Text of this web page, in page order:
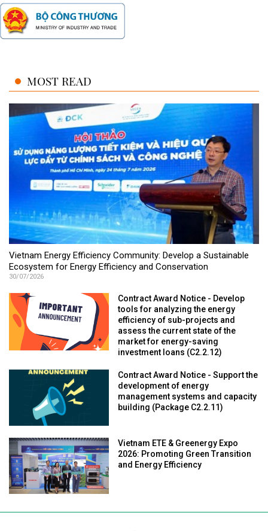
MOST READ
Vietnam Energy Efficiency Community: Develop a Sustainable
Ecosystem for Energy Efficiency and Conservation
30/07/2026
Contract Award Notice - Develop
tools for analyzing the energy
efficiency of sub-projects and
assess the current state of the
market for energy-saving
investment loans (C2.2.12)
Contract Award Notice - Support the
development of energy
management systems and capacity
building (Package C2.2.11)
Vietnam ETE & Greenergy Expo
2026: Promoting Green Transition
and Energy Efficiency